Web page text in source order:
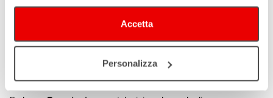
Accetta
Personalizza
Caracciolo e Gabriele Rose che racconta la tragedia in
cui persero la vita oltre 800 persone, mentre Luca
Guadagnino ci conduce nel mondo dell’IA conArtificial,
nella nuova produzione per Amazon MGM Studios.
Nuovamente sul nostro territorio anche Groenlandia